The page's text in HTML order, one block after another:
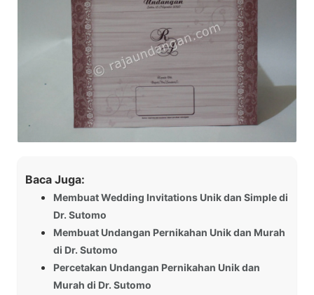
Baca Juga:
Membuat Wedding Invitations Unik dan Simple di
Dr. Sutomo
Membuat Undangan Pernikahan Unik dan Murah
di Dr. Sutomo
Percetakan Undangan Pernikahan Unik dan
Murah di Dr. Sutomo